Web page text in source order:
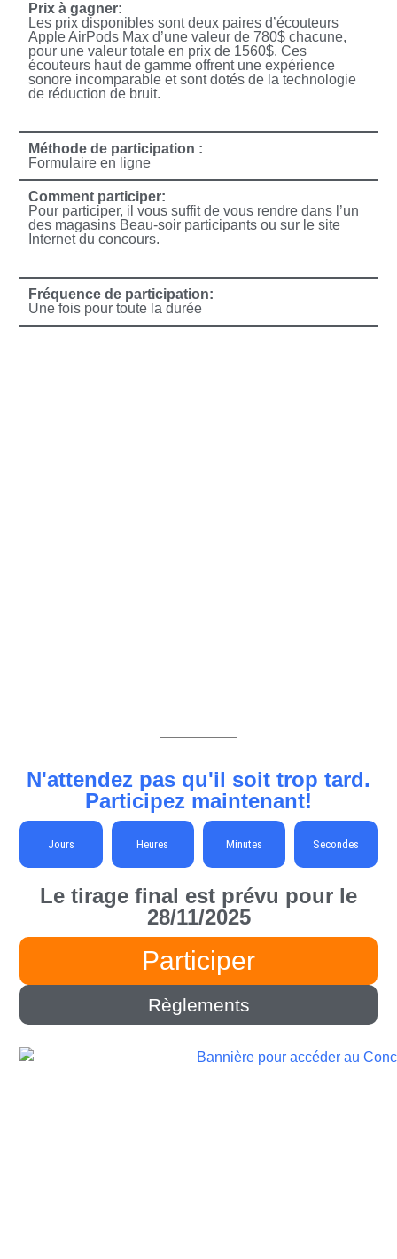
Prix à gagner:
Les prix disponibles sont deux paires d’écouteurs
Apple AirPods Max d’une valeur de 780$ chacune,
pour une valeur totale en prix de 1560$. Ces
écouteurs haut de gamme offrent une expérience
sonore incomparable et sont dotés de la technologie
de réduction de bruit.
Méthode de participation :
Formulaire en ligne
Comment participer:
Pour participer, il vous suffit de vous rendre dans l’un
des magasins Beau-soir participants ou sur le site
Internet du concours.
Fréquence de participation:
Une fois pour toute la durée
N'attendez pas qu'il soit trop tard.
Participez maintenant!
Jours Heures Minutes Secondes
Le tirage final est prévu pour le
28/11/2025
Participer
Règlements